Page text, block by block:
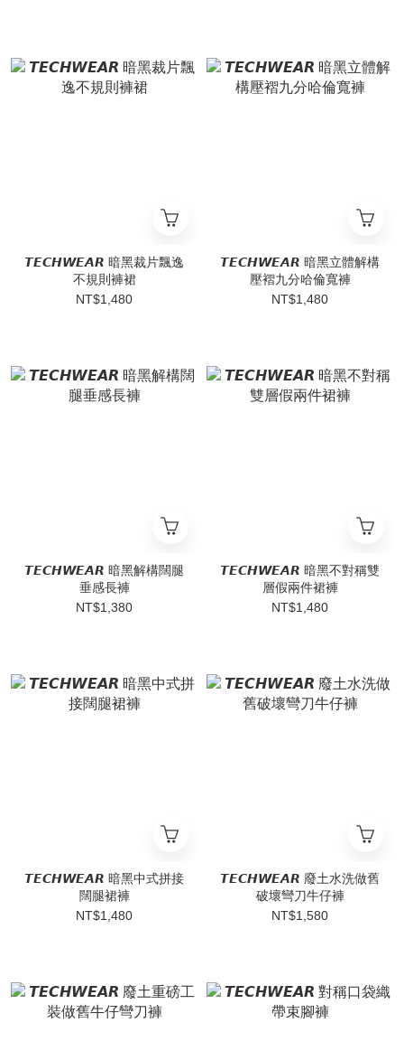
𝙏𝙀𝘾𝙃𝙒𝙀𝘼𝙍 暗黑裁片飄逸
不規則褲裙
NT$1,480
𝙏𝙀𝘾𝙃𝙒𝙀𝘼𝙍 暗黑立體解構
壓褶九分哈倫寬褲
NT$1,480
𝙏𝙀𝘾𝙃𝙒𝙀𝘼𝙍 暗黑解構闊腿
垂感長褲
NT$1,380
𝙏𝙀𝘾𝙃𝙒𝙀𝘼𝙍 暗黑不對稱雙
層假兩件裙褲
NT$1,480
𝙏𝙀𝘾𝙃𝙒𝙀𝘼𝙍 暗黑中式拼接
闊腿裙褲
NT$1,480
𝙏𝙀𝘾𝙃𝙒𝙀𝘼𝙍 廢土水洗做舊
破壞彎刀牛仔褲
NT$1,580